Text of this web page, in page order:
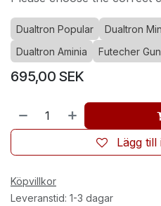
Dualtron Popular
Dualtron
Dualtron Aminia
Futecher
695,00 SEK
Lägg till
Köpvillkor
Leveranstid: 1-3 dagar